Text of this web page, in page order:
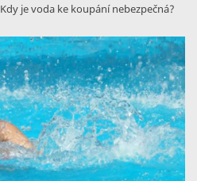
Kdy je voda ke koupání nebezpečná?